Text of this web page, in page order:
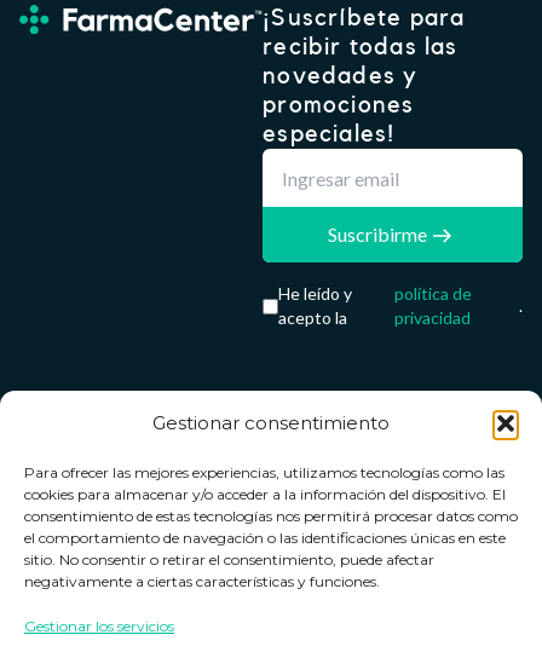
Gestionar consentimiento
Para ofrecer las mejores experiencias, utilizamos tecnologías como las
cookies para almacenar y/o acceder a la información del dispositivo. El
consentimiento de estas tecnologías nos permitirá procesar datos como
el comportamiento de navegación o las identificaciones únicas en este
sitio. No consentir o retirar el consentimiento, puede afectar
negativamente a ciertas características y funciones.
Gestionar los servicios
¡Suscríbete para
recibir todas las
novedades y
promociones
especiales!
Suscribirme
He leído y
acepto la
política de
privacidad
.
Contacto
Contacto
Política de
devoluciones
Horario de
Términos y
condiciones
Política de
privacidad
cookies
Farmacenter
digital, S.L
B24836249
info@farmacenter.es
de pago